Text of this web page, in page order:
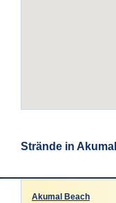
Strände in Akumal
Akumal Beach